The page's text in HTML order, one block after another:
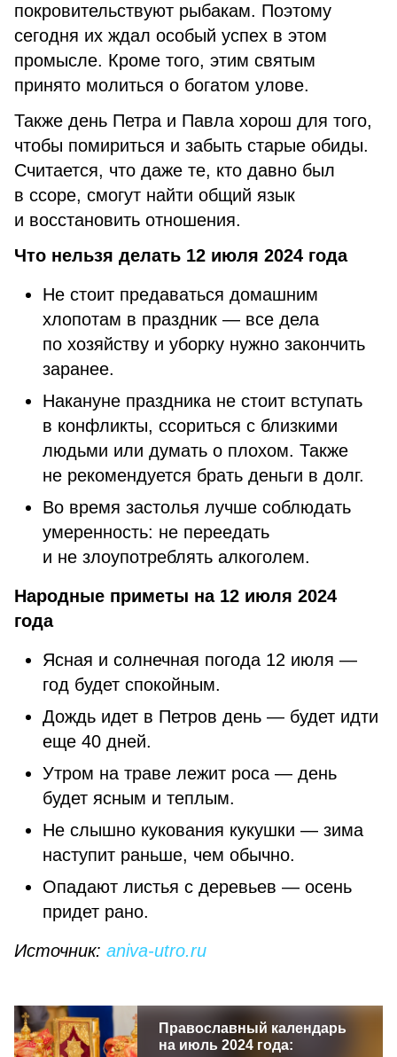
покровительствуют рыбакам. Поэтому
сегодня их ждал особый успех в этом
промысле. Кроме того, этим святым
принято молиться о богатом улове.
Также день Петра и Павла хорош для того,
чтобы помириться и забыть старые обиды.
Считается, что даже те, кто давно был
в ссоре, смогут найти общий язык
и восстановить отношения.
Что нельзя делать 12 июля 2024 года
Не стоит предаваться домашним
хлопотам в праздник — все дела
по хозяйству и уборку нужно закончить
заранее.
Накануне праздника не стоит вступать
в конфликты, ссориться с близкими
людьми или думать о плохом. Также
не рекомендуется брать деньги в долг.
Во время застолья лучше соблюдать
умеренность: не переедать
и не злоупотреблять алкоголем.
Народные приметы на 12 июля 2024
года
Ясная и солнечная погода 12 июля —
год будет спокойным.
Дождь идет в Петров день — будет идти
еще 40 дней.
Утром на траве лежит роса — день
будет ясным и теплым.
Не слышно кукования кукушки — зима
наступит раньше, чем обычно.
Опадают листья с деревьев — осень
придет рано.
Источник: aniva-utro.ru
Православный календарь
на июль 2024 года: